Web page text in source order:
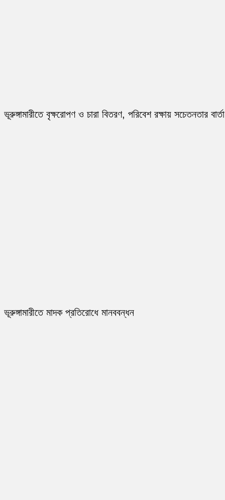
ভূরুঙ্গামারীতে বৃক্ষরোপণ ও চারা বিতরণ, পরিবেশ রক্ষায় সচেতনতার বার্তা
ভূরুঙ্গামারীতে মাদক প্রতিরোধে মানববন্ধন